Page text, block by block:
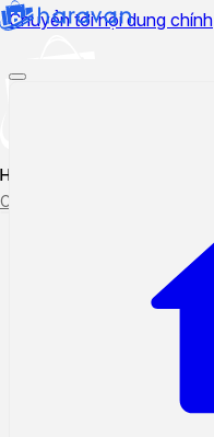
Chuyển tới nội dung chính
Hướng dẫn sử dụng
Cập nhật tính năng mới